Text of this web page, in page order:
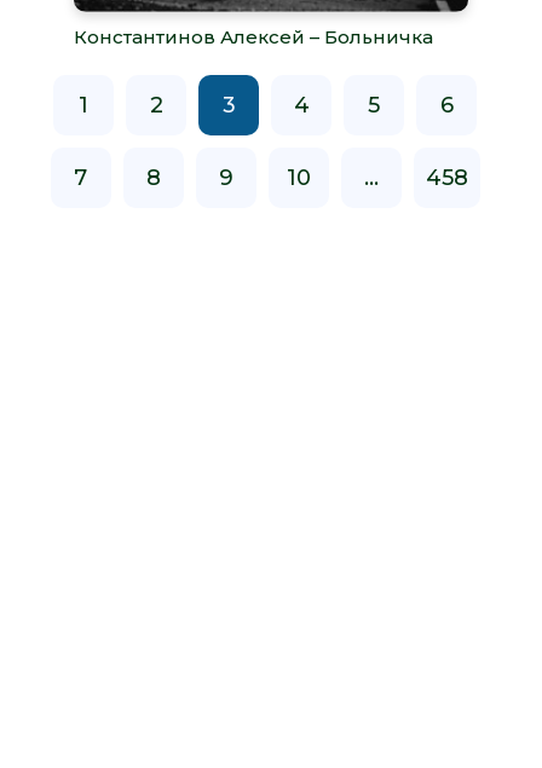
Константинов Алексей – Больничка
1 2 3 4 5 6
7 8 9 10 ... 458